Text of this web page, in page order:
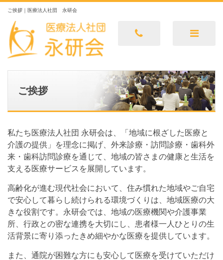
ご挨拶｜医療法人社団 永研会
ホーム 永研会とは ご挨拶
ご挨拶
私たち医療法人社団 永研会は、「地域に根ざした医療と
介護の提供」を理念に掲げ、外来診療・訪問診療・歯科外
来・歯科訪問診療を通じて、地域の皆さまの健康と生活を
支える医療サービスを展開しています。
高齢化が進む現代社会において、住み慣れた地域やご自宅
で安心して暮らし続けられる環境づくりは、地域医療の大
きな役割です。永研会では、地域の医療機関や介護事業
所、行政との密な連携を大切にし、患者様一人ひとりの生
活背景に寄り添ったきめ細やかな医療を提供しています。
また、通院が困難な方にも安心して医療を受けていただけ